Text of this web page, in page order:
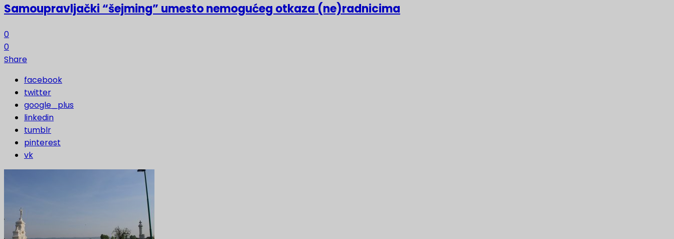
Samoupravljački “šejming” umesto nemogućeg otkaza (ne)radnicima
0
0
Share
facebook
twitter
google_plus
linkedin
tumblr
pinterest
vk